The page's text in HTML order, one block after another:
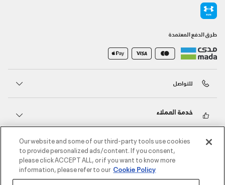
طرق الدفع المعتمدة
للتواصل
خدمة العملاء
حول أندر آرمر
أندر آرمر على الشبكات الاجتماعية
Our website and some of our third-party tools use cookies
to provide personalized ads/content. If you consent,
please click ACCEPT ALL, or if you want to know more
information, please refer to our Cookie Policy